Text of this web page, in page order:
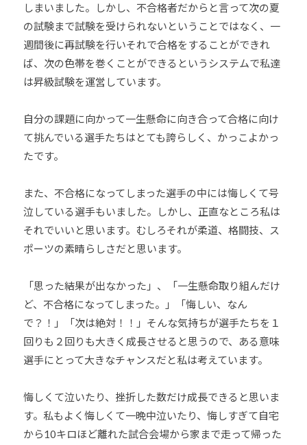
しまいました。しかし、不合格者だからと言って次の夏
の試験まで試験を受けられないということではなく、一
週間後に再試験を行いそれで合格をすることができれ
ば、次の色帯を巻くことができるというシステムで私達
は昇級試験を運営しています。
自分の課題に向かって一生懸命に向き合って合格に向け
て挑んでいる選手たちはとても誇らしく、かっこよかっ
たです。
また、不合格になってしまった選手の中には悔しくて号
泣している選手もいました。しかし、正直なところ私は
それでいいと思います。むしろそれが柔道、格闘技、ス
ポーツの素晴らしさだと思います。
「思った結果が出なかった」、「一生懸命取り組んだけ
ど、不合格になってしまった。」「悔しい、なん
で？！」「次は絶対！！」そんな気持ちが選手たちを１
回りも２回りも大きく成長させると思うので、ある意味
選手にとって大きなチャンスだと私は考えています。
悔しくて泣いたり、挫折した数だけ成長できると思いま
す。私もよく悔しくて一晩中泣いたり、悔しすぎて自宅
から10キロほど離れた試合会場から家まで走って帰った